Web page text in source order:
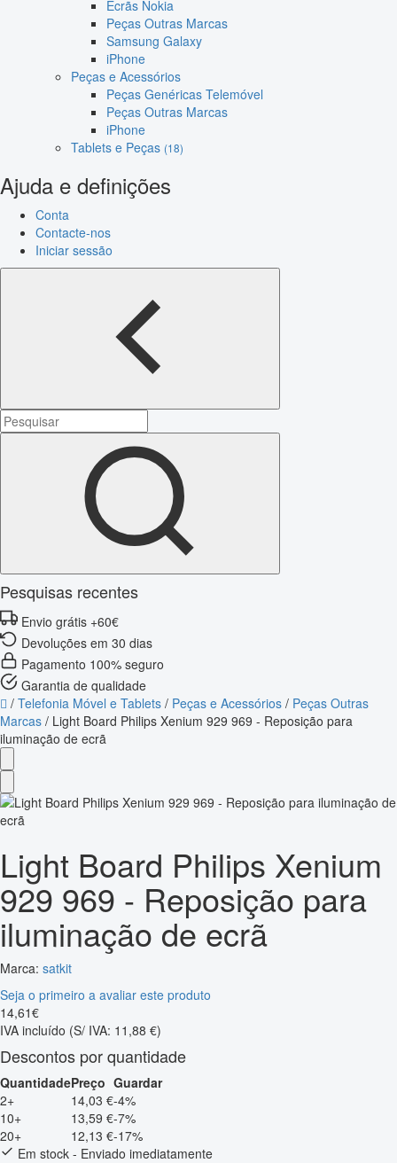
Ecrãs Nokia
Peças Outras Marcas
Samsung Galaxy
iPhone
Peças e Acessórios
Peças Genéricas Telemóvel
Peças Outras Marcas
iPhone
Tablets e Peças (18)
Ajuda e definições
Conta
Contacte-nos
Iniciar sessão
Pesquisas recentes
Envio grátis +60€
Devoluções em 30 dias
Pagamento 100% seguro
Garantia de qualidade
/ Telefonia Móvel e Tablets / Peças e Acessórios / Peças Outras
Marcas / Light Board Philips Xenium 929 969 - Reposição para
iluminação de ecrã
Light Board Philips Xenium
929 969 - Reposição para
iluminação de ecrã
Marca: satkit
Seja o primeiro a avaliar este produto
14,61€
IVA incluído (S/ IVA: 11,88 €)
Descontos por quantidade
QuantidadePreço Guardar
2+
14,03 €-4%
10+
13,59 €-7%
20+
12,13 €-17%
Em stock - Enviado imediatamente